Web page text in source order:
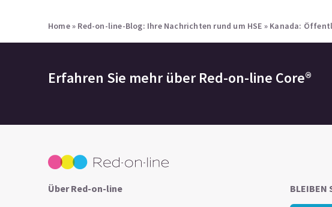
Home» Red-on-line-Blog: Ihre Nachrichten rund um HSE » Kanada:
Erfahren Sie mehr überRed-on-line Core®
Über Red-on-line BLEIBEN